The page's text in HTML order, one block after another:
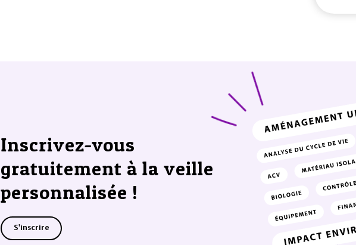
Inscrivez-vous
gratuitement à la veille
personnalisée !
S'inscrire